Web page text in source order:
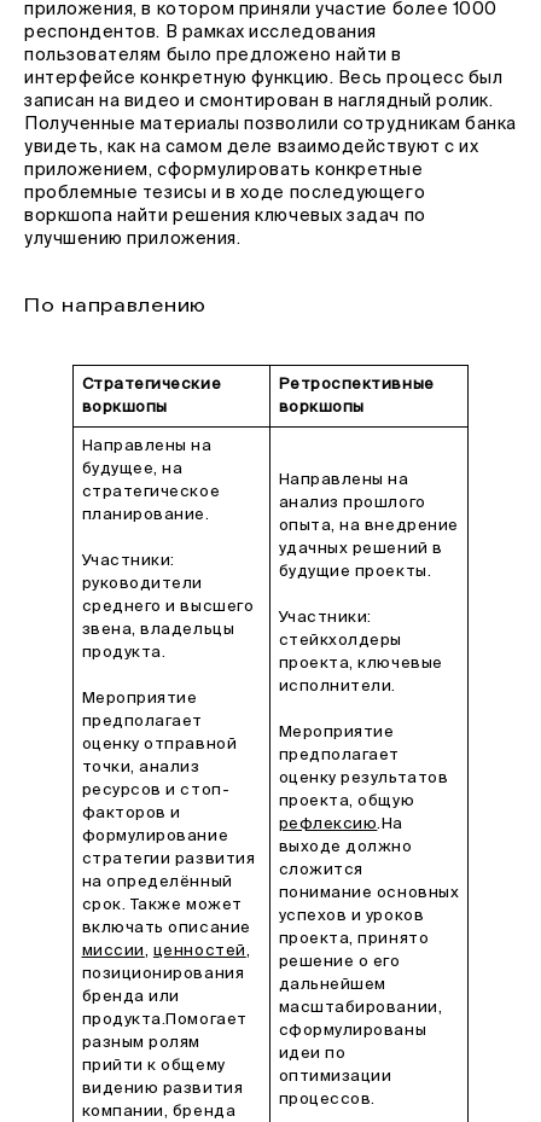
приложения, в котором приняли участие более 1000
респондентов. В рамках исследования
пользователям было предложено найти в
интерфейсе конкретную функцию. Весь процесс был
записан на видео и смонтирован в наглядный ролик.
Полученные материалы позволили сотрудникам банка
увидеть, как на самом деле взаимодействуют с их
приложением, сформулировать конкретные
проблемные тезисы и в ходе последующего
воркшопа найти решения ключевых задач по
улучшению приложения.
По направлению
Стратегические
воркшопы
Ретроспективные
воркшопы
Направлены на
будущее, на
стратегическое
планирование.
Участники:
руководители
среднего и высшего
звена, владельцы
продукта.
Мероприятие
предполагает
оценку отправной
точки, анализ
ресурсов и стоп-
факторов и
формулирование
стратегии развития
на определённый
срок. Также может
включать описание
миссии, ценностей,
позиционирования
бренда или
продукта.Помогает
разным ролям
прийти к общему
видению развития
компании, бренда
Направлены на
анализ прошлого
опыта, на внедрение
удачных решений в
будущие проекты.
Участники:
стейкхолдеры
проекта, ключевые
исполнители.
Мероприятие
предполагает
оценку результатов
проекта, общую
рефлексию.На
выходе должно
сложится
понимание основных
успехов и уроков
проекта, принято
решение о его
дальнейшем
масштабировании,
сформулированы
идеи по
оптимизации
процессов.